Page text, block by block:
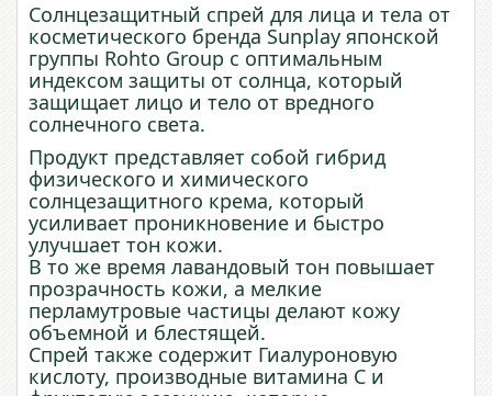
Солнцезащитный спрей для лица и тела от
косметического бренда Sunplay японской
группы Rohto Group с оптимальным
индексом защиты от солнца, который
защищает лицо и тело от вредного
солнечного света.
Продукт представляет собой гибрид
физического и химического
солнцезащитного крема, который
усиливает проникновение и быстро
улучшает тон кожи.
В то же время лавандовый тон повышает
прозрачность кожи, а мелкие
перламутровые частицы делают кожу
объемной и блестящей.
Спрей также содержит Гиалуроновую
кислоту, производные витамина С и